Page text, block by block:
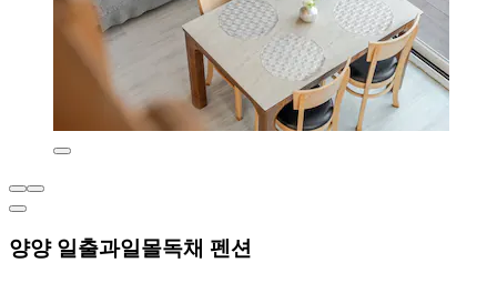
양양 일출과일몰독채 펜션